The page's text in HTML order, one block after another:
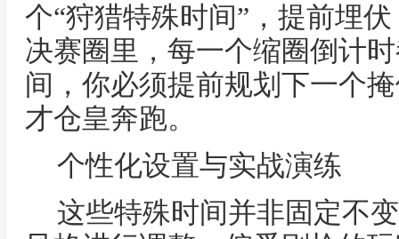
个“狩猎特殊时间”，提前埋
决赛圈里，每一个缩圈倒计
间，你必须提前规划下一个
才仓皇奔跑。
个性化设置与实战演练
这些特殊时间并非固定不